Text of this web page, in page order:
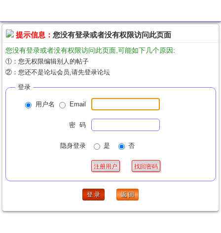
提示信息： 您没有登录或者没有权限访问此页面
您没有登录或者没有权限访问此页面,可能如下几个原因:
①：您无权限编辑别人的帖子
②：您还不是论坛会员,请先登录论坛
登录
用户名 Email
密 码
隐身登录 是 否